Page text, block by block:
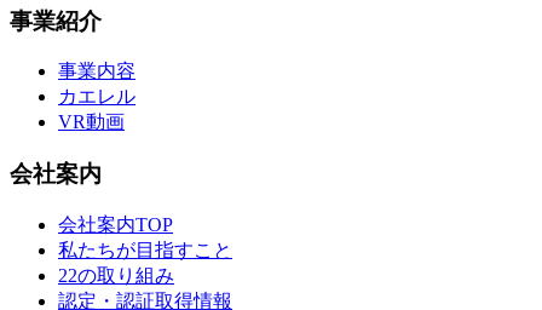
事業紹介
事業内容
カエレル
VR動画
会社案内
会社案内TOP
私たちが目指すこと
22の取り組み
認定・認証取得情報